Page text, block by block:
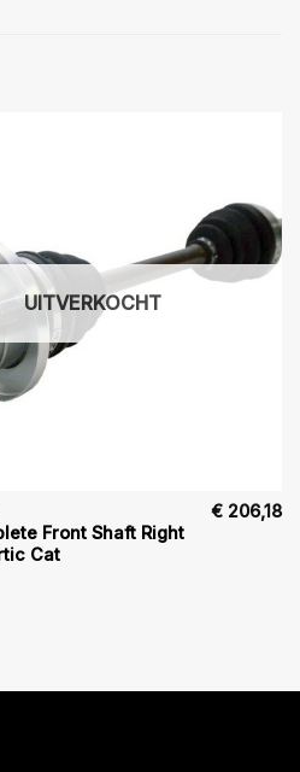
UITVERKOCHT
Front Shaft Right
Cat
€ 206,18